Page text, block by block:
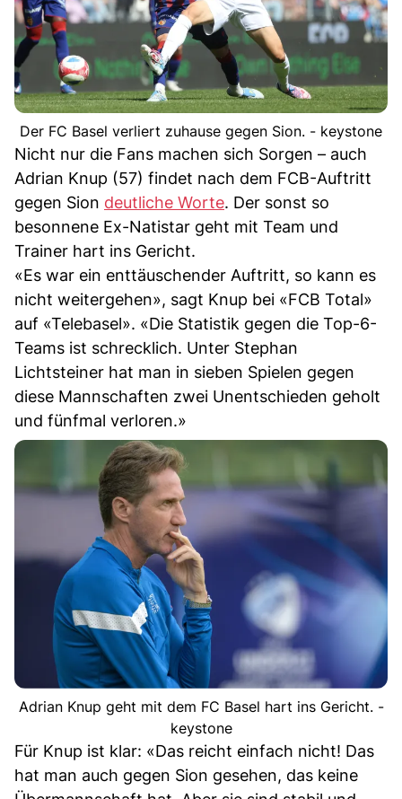
Der FC Basel verliert zuhause gegen Sion. - keystone
Nicht nur die Fans machen sich Sorgen – auch
Adrian Knup (57) findet nach dem FCB-Auftritt
gegen Sion deutliche Worte. Der sonst so
besonnene Ex-Natistar geht mit Team und
Trainer hart ins Gericht.
«Es war ein enttäuschender Auftritt, so kann es
nicht weitergehen», sagt Knup bei «FCB Total»
auf «Telebasel». «Die Statistik gegen die Top-6-
Teams ist schrecklich. Unter Stephan
Lichtsteiner hat man in sieben Spielen gegen
diese Mannschaften zwei Unentschieden geholt
und fünfmal verloren.»
Adrian Knup geht mit dem FC Basel hart ins Gericht. -
keystone
Für Knup ist klar: «Das reicht einfach nicht! Das
hat man auch gegen Sion gesehen, das keine